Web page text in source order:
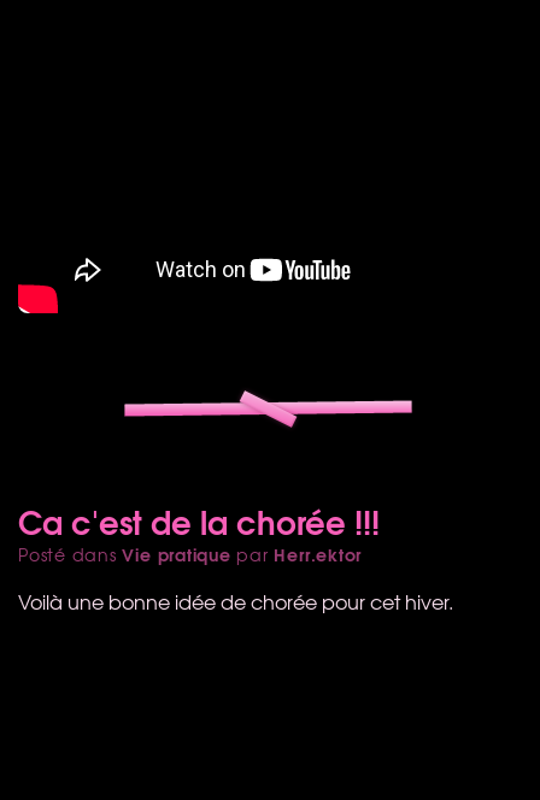
Ca c'est de la chorée !!!
Posté dansVie pratique par Herr.ektor
Voilà une bonne idée de chorée pour cet hiver.